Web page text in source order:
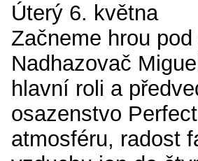
Úterý 6. května
Začneme hrou
Nadhazovač
hlavní roli a
osazenstvo
atmosféru, radost